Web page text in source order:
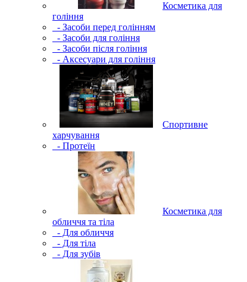
Косметика для
гоління
- Засоби перед голінням
- Засоби для гоління
- Засоби після гоління
- Аксесуари для гоління
Спортивне
харчування
- Протеїн
Косметика для
обличчя та тіла
- Для обличчя
- Для тіла
- Для зубів